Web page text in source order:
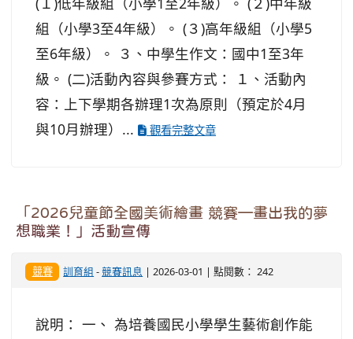
組（小學3至4年級）。 (３)高年級組（小學5
至6年級）。 ３、中學生作文：國中1至3年
級。 (二)活動內容與參賽方式： １、活動內
容：上下學期各辦理1次為原則（預定於4月
與10月辦理）...
觀看完整文章
「2026兒童節全國美術繪畫 競賽—畫出我的夢
想職業！」活動宣傳
競賽 訓育組 -競賽訊息 | 2026-03-01 | 點閱數： 242
說明： 一、 為培養國民小學學生藝術創作能